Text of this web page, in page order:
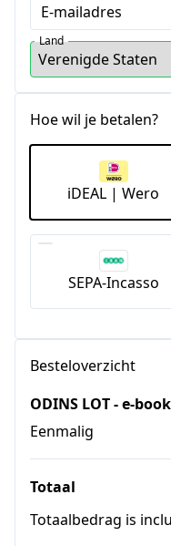
E-mailadres
Land
Hoe wil je betalen?
iDEAL | Wero
SEPA-Incasso
Besteloverzicht
ODINS LOT - e-book
Eenmalig
Totaal
Totaalbedrag is